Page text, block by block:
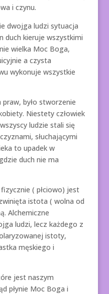
i czynu.
dwojga ludzi sytuacja
duch kieruje wszystkimi
wielka Moc Boga,
a czysta
wykonuje wszystkie
było stworzenie
Niestety człowiek
ludzie stali się
słuchającymi
to upadek w
duch nie ma
( płciowo) jest
istota ( wolna od
Alchemiczne
ludzi, lecz każdego z
istoty,
męskiego i
jest naszym
płynie Moc Boga i